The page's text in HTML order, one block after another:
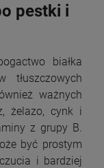
pestki i
białka
tłuszczowych
ważnych
żelazo, cynk i
z grupy B.
być prostym
i bardziej